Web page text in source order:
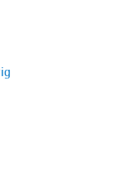
årige)